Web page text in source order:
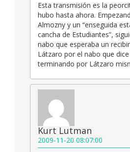
Esta transmisión es la
hubo hasta ahora.
Almozny y un “enseguida
cancha de Estudiantes”,
nabo que esperaba un
Látzaro por el nabo que
terminando por Látzaro
Kurt Lutman
2009-11-20 08:07:00